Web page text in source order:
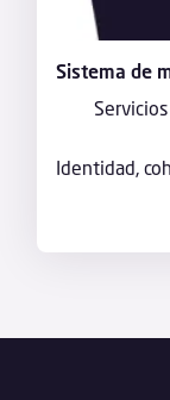
Sistema de
Servicios
Identidad,